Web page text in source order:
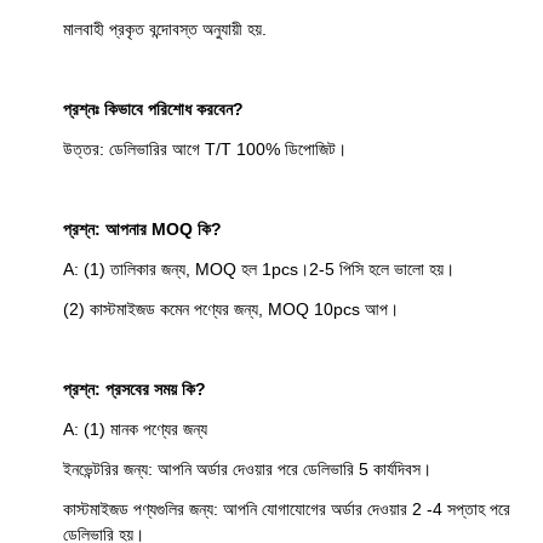
মালবাহী প্রকৃত বন্দোবস্ত অনুযায়ী হয়.
প্রশ্নঃ কিভাবে পরিশোধ করবেন?
উত্তর: ডেলিভারির আগে T/T 100% ডিপোজিট।
প্রশ্ন: আপনার MOQ কি?
A: (1) তালিকার জন্য, MOQ হল 1pcs।2-5 পিসি হলে ভালো হয়।
(2) কাস্টমাইজড কমেন পণ্যের জন্য, MOQ 10pcs আপ।
প্রশ্ন: প্রসবের সময় কি?
A: (1) মানক পণ্যের জন্য
ইনভেন্টরির জন্য: আপনি অর্ডার দেওয়ার পরে ডেলিভারি 5 কার্যদিবস।
কাস্টমাইজড পণ্যগুলির জন্য: আপনি যোগাযোগের অর্ডার দেওয়ার 2 -4 সপ্তাহ পরে
ডেলিভারি হয়।